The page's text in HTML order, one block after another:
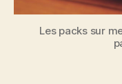
Les packs sur